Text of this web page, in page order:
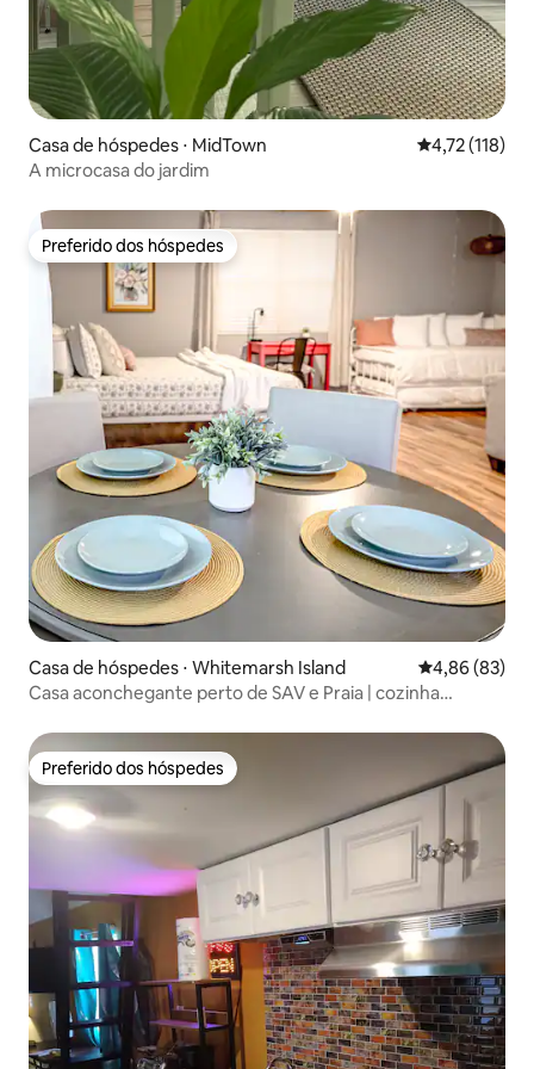
Casa de hóspedes ⋅ MidTown 4,72 de uma
4,72 (118)
A microcasa do jardim
Preferido dos hóspedes
Preferido dos hóspedes
Casa de hóspedes ⋅ Whitemarsh Island 4,86 de uma
4,86 (83)
Casa aconchegante perto de SAV e Praia | cozinha
Preferido dos hóspedes
Preferido dos hóspedes